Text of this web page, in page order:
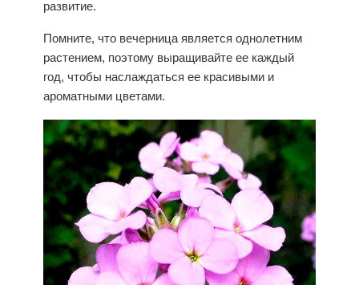
развитие.
Помните, что вечерница является однолетним
растением, поэтому выращивайте ее каждый
год, чтобы наслаждаться ее красивыми и
ароматными цветами.